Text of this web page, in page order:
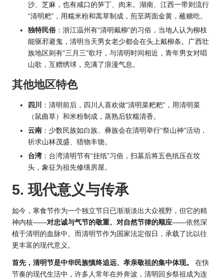
沙、芝麻，也有咸口的笋丁、肉末。湖南、江西一带则流行
“清明粑”，用糯米粉和蒿草制成，煎至两面金黄，蘸糖吃。
独特民俗 ：浙江温州有“清明戴柳”的习俗，当地人认为柳枝
能驱邪避鬼，清明当天男女老少都会在头上戴柳条。广西壮
族地区则有“三月三”歌圩，与清明时间相近，青年男女对唱
山歌，互赠绣球，充满了浪漫气息。
其他地区特色
四川
：清明前后，四川人喜欢做“清明菜粑粑”，用清明菜
（鼠曲草）和米粉制成，蒸熟后软糯清香。
云南 ：少数民族如白族、彝族会在清明举行“祭山神”活动，
祈求山林茂盛、猎物丰饶。
台湾 ：台湾清明节有“挂纸”习俗，扫墓后将五色纸压在坟
头，象征为祖先修缮房屋。
5. 现代意义与传承
如今，寒食节作为一个独立节日已渐渐淡出大众视野，但它的精
神内核——对忠诚与气节的敬重、对自然节律的顺应——依然深
植于清明的血脉中。而清明节作为国家法定假日，承载了比以往
更丰富的现代意义。
首先，清明节是中华民族慎终追远、孝亲敬祖的集中体现。
在快
节奏的现代生活中，许多人常年在外奔波，清明回乡祭祖成为连